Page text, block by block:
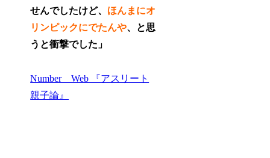
せんでしたけど、 ほんまにオ
リンピックにでたんや、と思
うと衝撃でした」
Number Web 『アスリート
親子論』